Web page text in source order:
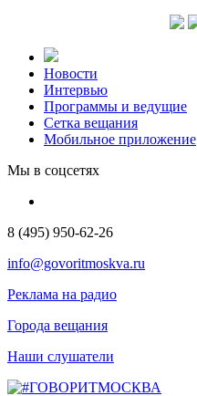
Новости
Интервью
Программы и ведущие
Сетка вещания
Мобильное приложение
Мы в соцсетях
8 (495) 950-62-26
info@govoritmoskva.ru
Реклама на радио
Города вещания
Наши слушатели